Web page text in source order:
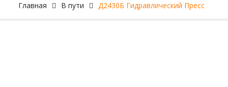
Главная В пути Д2430Б Гидравлический Пресс